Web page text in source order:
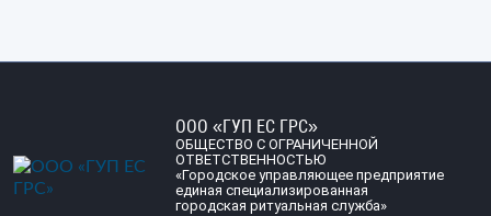
ООО «ГУП ЕС ГРС»
ОБЩЕСТВО С ОГРАНИЧЕННОЙ
ОТВЕТСТВЕННОСТЬЮ
«Городское управляющее предприятие
единая специализированная
городская ритуальная служба»